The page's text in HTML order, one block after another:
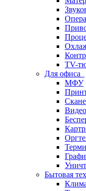
TV-
Для офиса
МФУ
Бытовая